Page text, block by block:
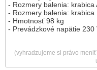
- Rozmery balenia:
- Rozmery balenia:
- Hmotnosť 98 kg
- Prevádzkové napätie 230
(vyhradzujeme si právo